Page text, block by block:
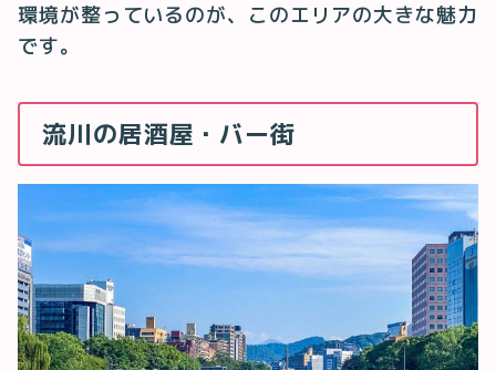
環境が整っているのが、このエリアの大きな魅力
です。
流川の居酒屋・バー街